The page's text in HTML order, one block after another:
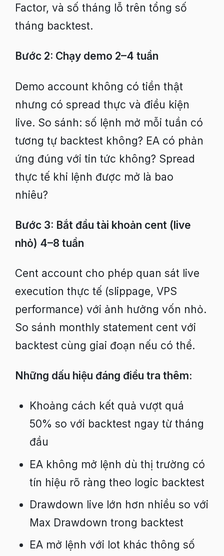
Factor, và số tháng lỗ trên tổng số
tháng backtest.
Bước 2: Chạy demo 2–4 tuần
Demo account không có tiền thật
nhưng có spread thực và điều kiện
live. So sánh: số lệnh mở mỗi tuần có
tương tự backtest không? EA có phản
ứng đúng với tin tức không? Spread
thực tế khi lệnh được mở là bao
nhiêu?
Bước 3: Bắt đầu tài khoản cent (live
nhỏ) 4–8 tuần
Cent account cho phép quan sát live
execution thực tế (slippage, VPS
performance) với ảnh hưởng vốn nhỏ.
So sánh monthly statement cent với
backtest cùng giai đoạn nếu có thể.
Những dấu hiệu đáng điều tra thêm:
Khoảng cách kết quả vượt quá
50% so với backtest ngay từ tháng
đầu
EA không mở lệnh dù thị trường có
tín hiệu rõ ràng theo logic backtest
Drawdown live lớn hơn nhiều so với
Max Drawdown trong backtest
EA mở lệnh với lot khác thông số